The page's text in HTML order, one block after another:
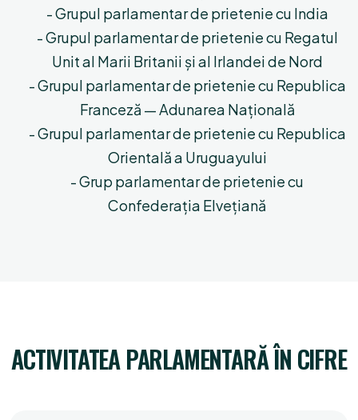
- Grupul parlamentar de prietenie cu India
- Grupul parlamentar de prietenie cu Regatul
Unit al Marii Britanii şi al Irlandei de Nord
- Grupul parlamentar de prietenie cu Republica
Franceză — Adunarea Naţională
- Grupul parlamentar de prietenie cu Republica
Orientală a Uruguayului
- Grup parlamentar de prietenie cu
Confederația Elvețiană
ACTIVITATEA PARLAMENTARĂ ÎN CIFRE